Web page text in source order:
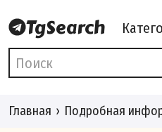
Главная Подробная